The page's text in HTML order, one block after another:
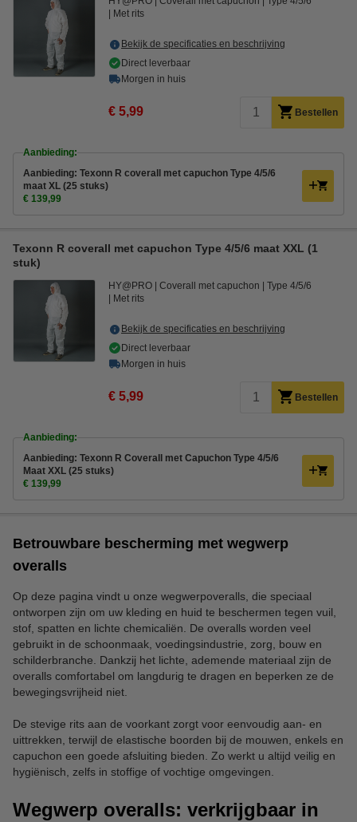
Met rits
Bekijk de specificaties en beschrijving
Direct leverbaar
Morgen in huis
€ 5,99 Bestellen
Aanbieding:
Aanbieding: Texonn R coverall met capuchon Type 4/5/6
maat XL (25 stuks)
€ 139,99
Texonn R coverall met capuchon Type 4/5/6 maat XXL (1
stuk)
HY@PRO Coverall met capuchon
Type 4/5/6
Met rits
Bekijk de specificaties en beschrijving
Direct leverbaar
Morgen in huis
€ 5,99 Bestellen
Aanbieding:
Aanbieding: Texonn R Coverall met Capuchon Type 4/5/6
Maat XXL (25 stuks)
€ 139,99
Betrouwbare bescherming met wegwerp
overalls
Op deze pagina vindt u onze wegwerpoveralls, die speciaal
ontworpen zijn om uw kleding en huid te beschermen tegen vuil,
stof, spatten en lichte chemicaliën. De overalls worden veel
gebruikt in de schoonmaak, voedingsindustrie, zorg, bouw en
schilderbranche. Dankzij het lichte, ademende materiaal zijn de
overalls comfortabel om langdurig te dragen en beperken ze de
bewegingsvrijheid niet.
De stevige rits aan de voorkant zorgt voor eenvoudig aan- en
uittrekken, terwijl de elastische boorden bij de mouwen, enkels en
capuchon een goede afsluiting bieden. Zo werkt u altijd veilig en
hygiënisch, zelfs in stoffige of vochtige omgevingen.
Wegwerp overalls: verkrijgbaar in